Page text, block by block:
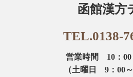
函館漢方
TEL.0138-
営業時間 10：00
（土曜日 9：00～